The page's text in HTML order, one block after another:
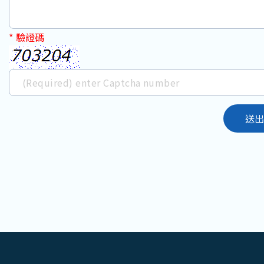
* 驗證碼
送出